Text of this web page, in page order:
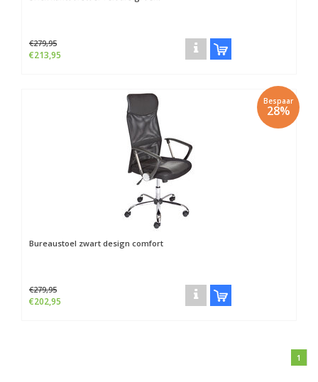
€279,95
€213,95
Bespaar
28%
Bureaustoel zwart design comfort
€279,95
€202,95
1